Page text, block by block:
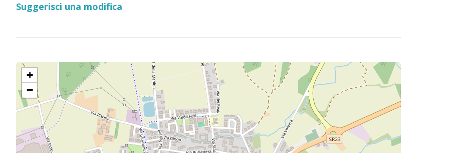
Suggerisci una modifica
+
−